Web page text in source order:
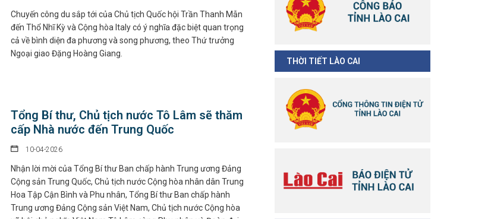
Chuyến công du sắp tới của Chủ tịch Quốc hội Trần Thanh Mẫn
đến Thổ Nhĩ Kỳ và Cộng hòa Italy có ý nghĩa đặc biệt quan trọng
cả về bình diện đa phương và song phương, theo Thứ trưởng
Ngoại giao Đặng Hoàng Giang.
Tổng Bí thư, Chủ tịch nước Tô Lâm sẽ thăm
cấp Nhà nước đến Trung Quốc
10-04-2026
Nhận lời mời của Tổng Bí thư Ban chấp hành Trung ương Đảng
Cộng sản Trung Quốc, Chủ tịch nước Cộng hòa nhân dân Trung
Hoa Tập Cận Bình và Phu nhân, Tổng Bí thư Ban chấp hành
Trung ương Đảng Cộng sản Việt Nam, Chủ tịch nước Cộng hòa
THỜI TIẾT LÀO CAI